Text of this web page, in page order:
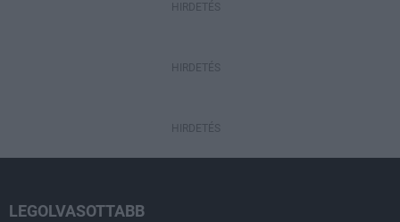
HIRDETÉS
HIRDETÉS
HIRDETÉS
LEGOLVASOTTABB